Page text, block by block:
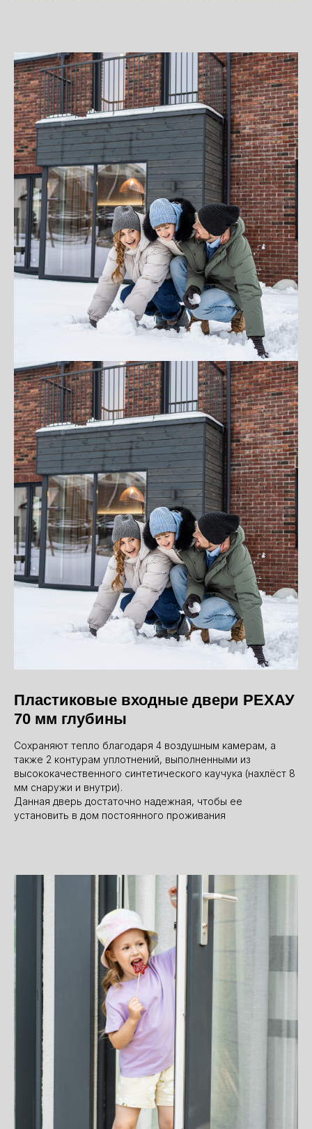
Пластиковые входные двери РЕХАУ
70 мм глубины
Сохраняют тепло благодаря 4 воздушным камерам, а
также 2 контурам уплотнений, выполненными из
высококачественного синтетического каучука (нахлёст 8
мм снаружи и внутри).
Данная дверь достаточно надежная, чтобы ее
установить в дом постоянного проживания